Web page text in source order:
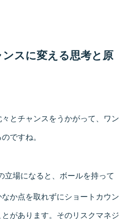
スに変える思考と原
とチャンスをうかがって、ワン
ですね。
立場になると、ボールを持って
か点を取れずにショートカウン
があります。そのリスクマネジ